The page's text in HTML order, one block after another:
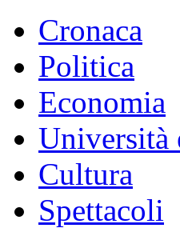
Cronaca
Politica
Economia
Università
Cultura
Spettacoli